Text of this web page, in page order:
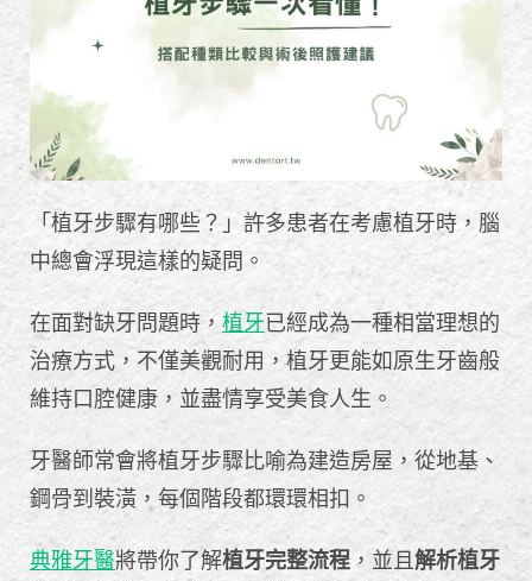
「植牙步驟有哪些？」許多患者在考慮植牙時，腦
中總會浮現這樣的疑問。
在面對缺牙問題時， 植牙已經成為一種相當理想的
治療方式，不僅美觀耐用，植牙更能如原生牙齒般
維持口腔健康，並盡情享受美食人生。
牙醫師常會將植牙步驟比喻為建造房屋，從地基、
鋼骨到裝潢，每個階段都環環相扣。
典雅牙醫將帶你了解植牙完整流程 ，並且解析植牙